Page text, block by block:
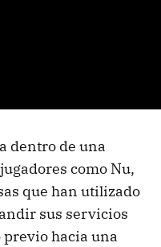
dentro de una
como Nu,
que han utilizado
sus servicios
hacia una